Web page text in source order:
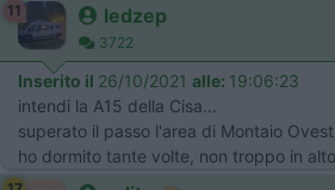
11 ledzep
3722
Inserito il 26/10/2021 alle: 19:06:23
intendi la A15 della Cisa...
superato il passo l'area di Montaio
ho dormito tante volte, non troppo in